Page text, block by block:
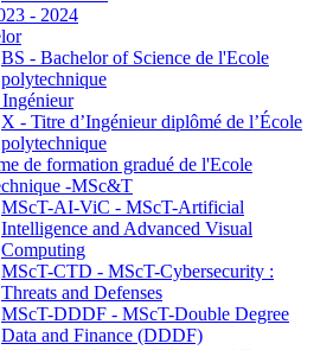
- 2024
BS - Bachelor of Science de l'Ecole
polytechnique
X - Titre d’Ingénieur diplômé de l’École
polytechnique
de formation gradué de l'Ecole
-MSc&T
MScT-AI-ViC - MScT-Artificial
Intelligence and Advanced Visual
Computing
MScT-CTD - MScT-Cybersecurity :
Threats and Defenses
MScT-DDDF - MScT-Double Degree
Data and Finance (DDDF)